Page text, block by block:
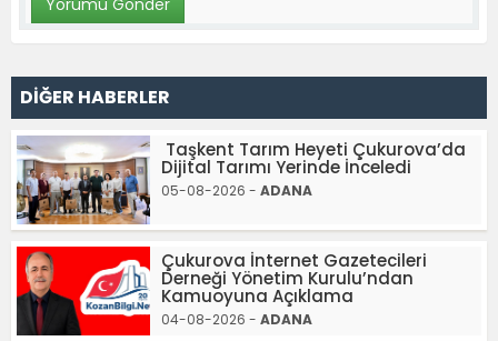
DİĞER HABERLER
Taşkent Tarım Heyeti Çukurova’da
Dijital Tarımı Yerinde İnceledi
05-08-2026 - ADANA
Çukurova İnternet Gazetecileri
Derneği Yönetim Kurulu’ndan
Kamuoyuna Açıklama
04-08-2026 - ADANA